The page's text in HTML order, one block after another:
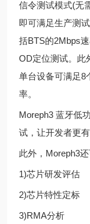
信令测试模式(无
即可满足生产测
括BTS的2Mbps
OD定位测试。此
单台设备可满足8
率。
Moreph3 蓝牙低
试，让开发者更
此外，Moreph3还
1)芯片研发评估
2)芯片特性定标
3)RMA分析